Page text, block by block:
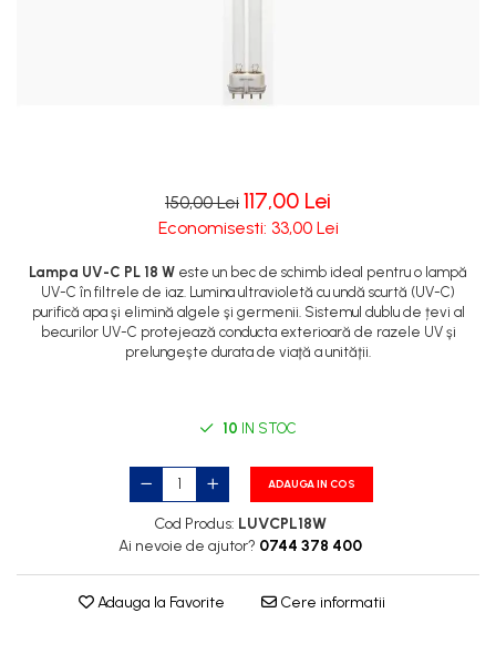
150,00 Lei 117,00 Lei
Economisesti: 33,00 Lei
Lampa UV-C PL 18 W este un bec de schimb ideal pentru o lampă
UV-C în filtrele de iaz. Lumina ultravioletă cu undă scurtă (UV-C)
purifică apa şi elimină algele şi germenii. Sistemul dublu de țevi al
becurilor UV-C protejează conducta exterioară de razele UV şi
prelungeşte durata de viaţă a unităţii.
10 IN STOC
ADAUGA IN COS
Cod Produs: LUVCPL18W
Ai nevoie de ajutor? 0744 378 400
Adauga la Favorite Cere informatii